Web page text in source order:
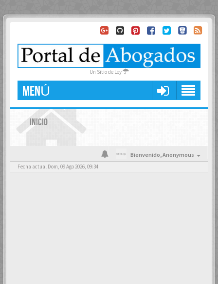
Un Sitio de Ley
MENÚ
INICIO
Bienvenido,Anonymous
Fecha actual Dom, 09 Ago 2026, 09:34